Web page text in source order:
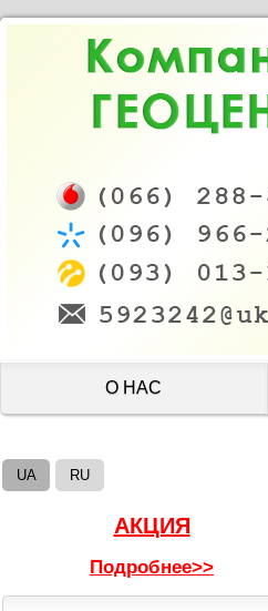
О НАС
UA RU
АКЦИЯ
Подробнее>>